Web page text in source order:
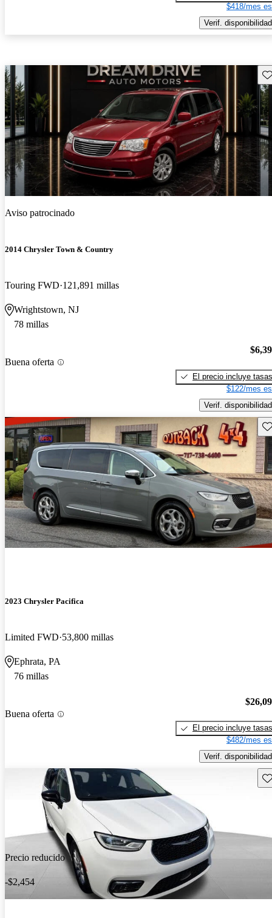
$418/mes
Verif. disponibilidad
Aviso patrocinado
2014 Chrysler Town & Country
Touring FWD 121,891 millas
Wrightstown, NJ
78 millas
Buena oferta
El precio incluye tasas
$122/mes
Verif. disponibilidad
2023 Chrysler Pacifica
Limited FWD 53,800 millas
Ephrata, PA
76 millas
Buena oferta
El precio incluye tasas
$482/mes
Verif. disponibilidad
Precio reducido
-$2,454